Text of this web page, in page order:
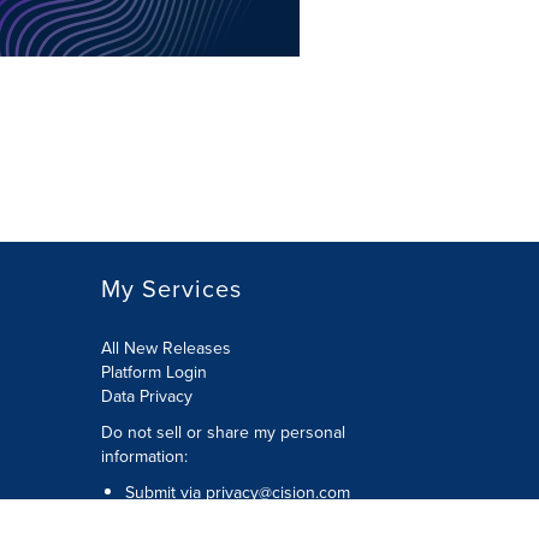
My Services
All New Releases
Platform Login
Data Privacy
Do not sell or share my personal
information:
Submit via privacy@cision.com